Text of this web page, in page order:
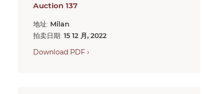
Auction 137
地址: Milan
拍卖日期: 15 12 月, 2022
Download PDF ›